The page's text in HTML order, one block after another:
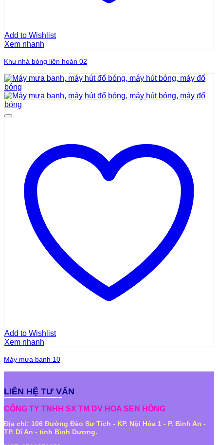
Add to Wishlist
Xem nhanh
Khu nhà bóng liên hoàn 02
Add to Wishlist
Xem nhanh
Máy mưa banh 10
LIÊN HỆ TƯ VẤN
CÔNG TY TNHH SX TM DV HOA SEN HỒNG
Địa chỉ: 106 Đường Đào Sư Tích - KP. Nội Hóa 1 - P. Bình An -
TP. Dĩ An - tỉnh Bình Dương.